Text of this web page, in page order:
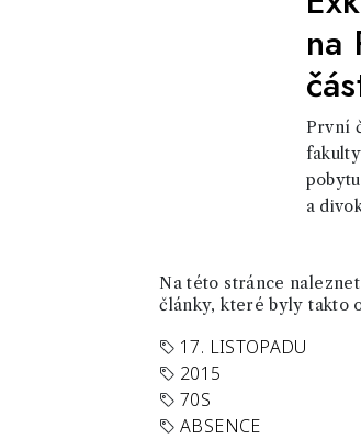
na
První
a
Na této stránce
články, které byly takto
17. LISTOPADU
2015
70S
ABSENCE